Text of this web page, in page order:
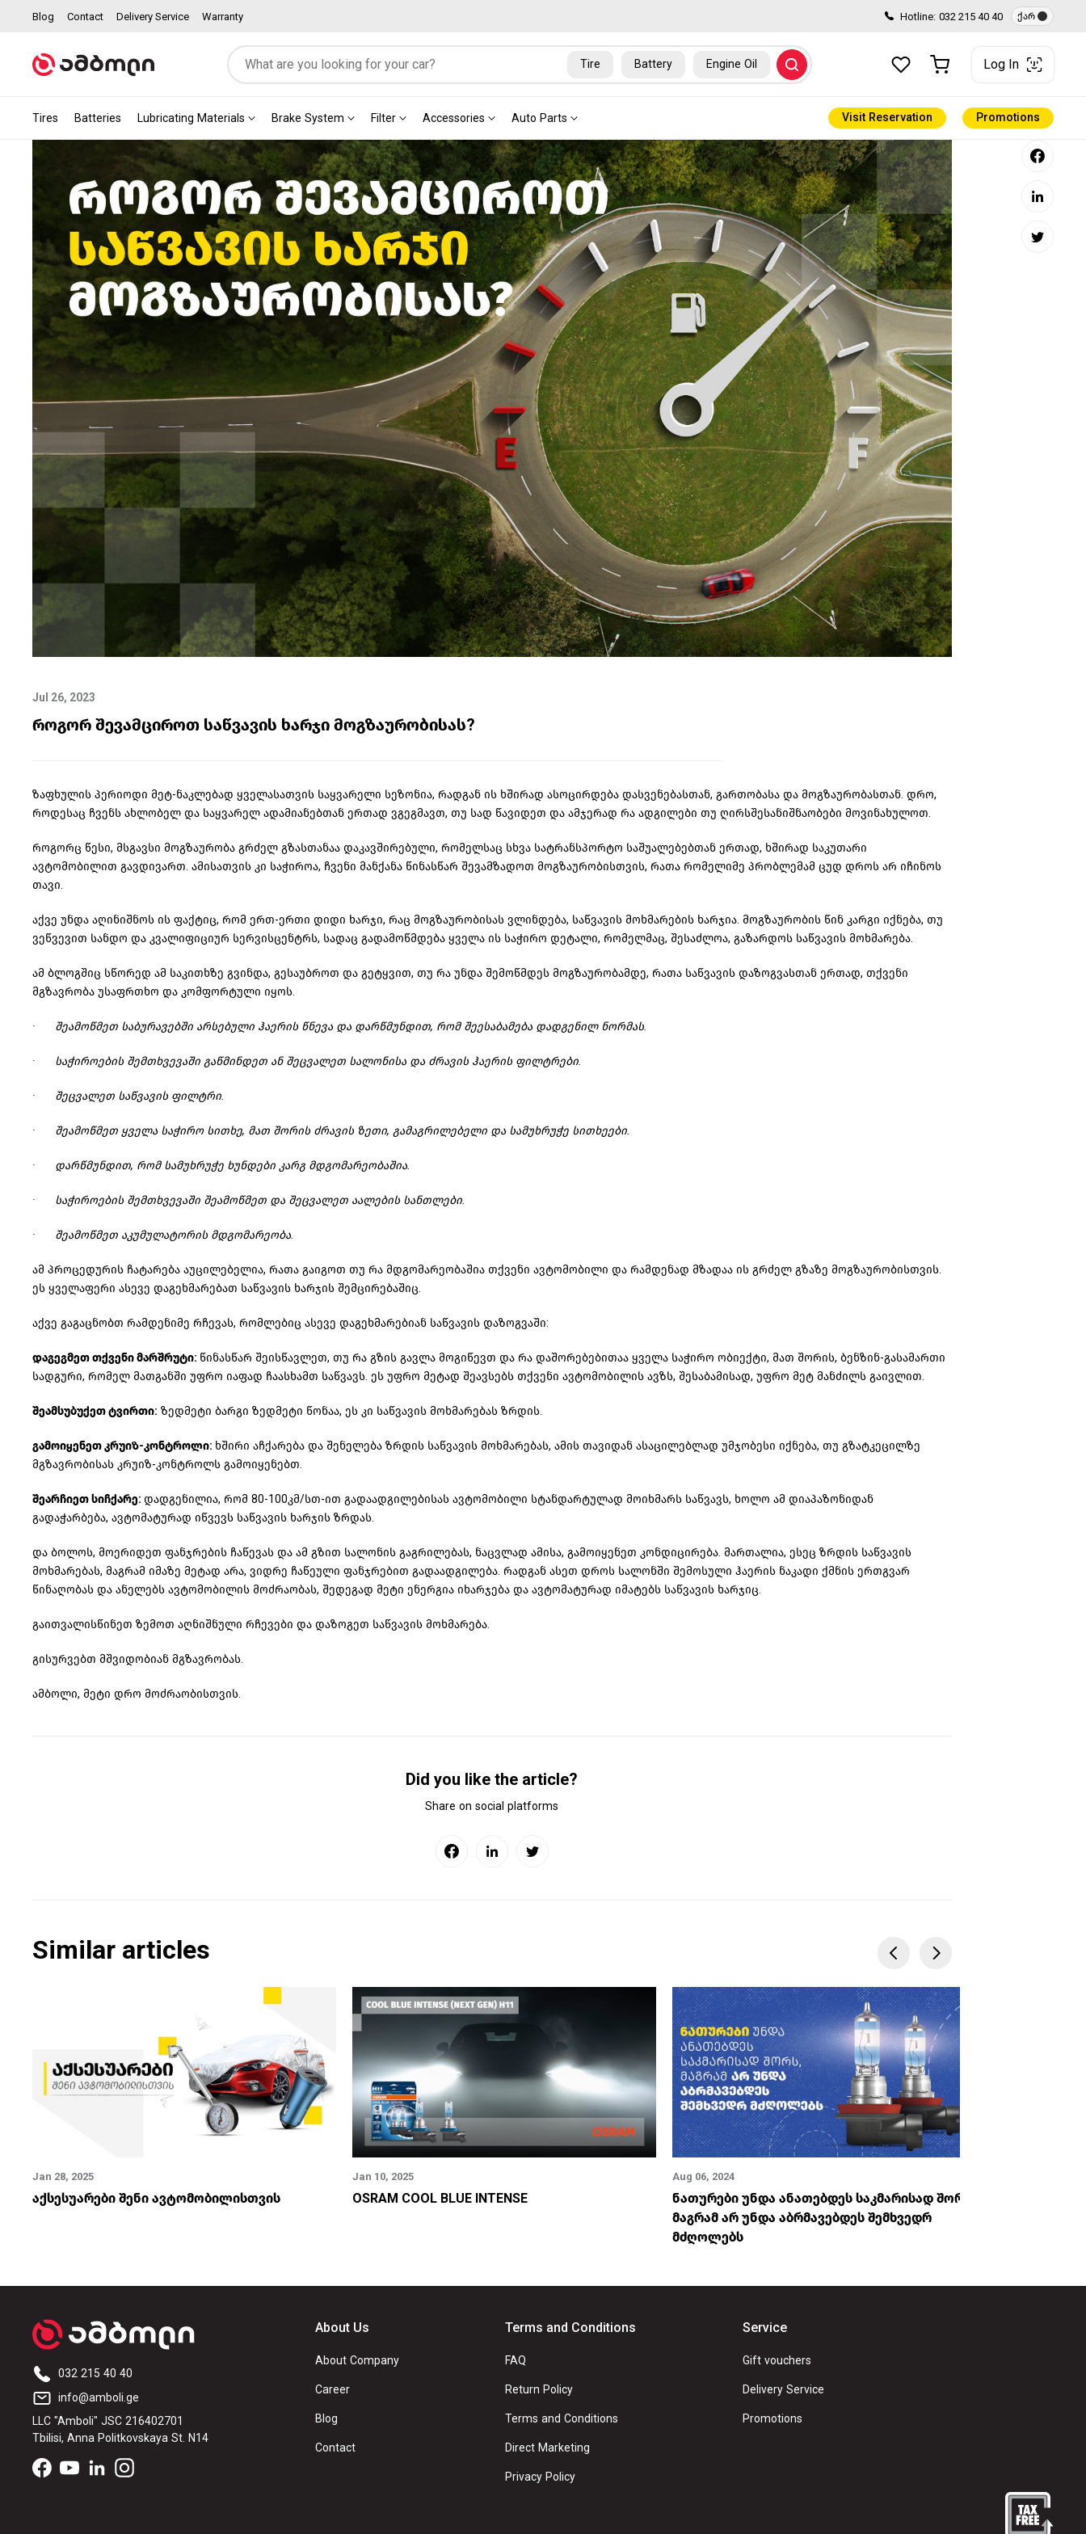
Blog Contact Delivery Service Warranty Hotline: 032 215 40 40 ქარ
Tire Battery Engine Oil Log In
Tires Batteries Lubricating Materials Brake System Filter Accessories Auto Parts Visit Reservation Promotions
Jul 26, 2023
როგორ შევამციროთ საწვავის ხარჯი მოგზაურობისას?
ზაფხულის პერიოდი მეტ-ნაკლებად ყველასათვის საყვარელი სეზონია, რადგან ის ხშირად ასოცირდება დასვენებასთან, გართობასა და მოგზაურობასთან. დრო,
როდესაც ჩვენს ახლობელ და საყვარელ ადამიანებთან ერთად ვგეგმავთ, თუ სად წავიდეთ და ამჯერად რა ადგილები თუ ღირსშესანიშნაობები მოვინახულოთ.
როგორც წესი, მსგავსი მოგზაურობა გრძელ გზასთანაა დაკავშირებული, რომელსაც სხვა სატრანსპორტო საშუალებებთან ერთად, ხშირად საკუთარი
ავტომობილით გავდივართ. ამისათვის კი საჭიროა, ჩვენი მანქანა წინასწარ შევამზადოთ მოგზაურობისთვის, რათა რომელიმე პრობლემამ ცუდ დროს არ იჩინოს
თავი.
აქვე უნდა აღინიშნოს ის ფაქტიც, რომ ერთ-ერთი დიდი ხარჯი, რაც მოგზაურობისას ვლინდება, საწვავის მოხმარების ხარჯია. მოგზაურობის წინ კარგი იქნება, თუ
ვეწვევით სანდო და კვალიფიციურ სერვისცენტრს, სადაც გადამოწმდება ყველა ის საჭირო დეტალი, რომელმაც, შესაძლოა, გაზარდოს საწვავის მოხმარება.
ამ ბლოგშიც სწორედ ამ საკითხზე გვინდა, გესაუბროთ და გეტყვით, თუ რა უნდა შემოწმდეს მოგზაურობამდე, რათა საწვავის დაზოგვასთან ერთად, თქვენი
მგზავრობა უსაფრთხო და კომფორტული იყოს.
· შეამოწმეთ საბურავებში არსებული ჰაერის წნევა და დარწმუნდით, რომ შეესაბამება დადგენილ ნორმას.
· საჭიროების შემთხვევაში გაწმინდეთ ან შეცვალეთ სალონისადა ძრავის ჰაერის ფილტრები.
· შეცვალეთ საწვავის ფილტრი.
· შეამოწმეთ ყველა საჭირო სითხე, მათ შორის ძრავის ზეთი, გამაგრილებელი და სამუხრუჭე სითხეები.
· დარწმუნდით, რომ სამუხრუჭე ხუნდები კარგ მდგომარეობაშია.
· საჭიროების შემთხვევაში შეამოწმეთ და შეცვალეთ აალების სანთლები.
· შეამოწმეთ აკუმულატორის მდგომარეობა.
ამ პროცედურის ჩატარება აუცილებელია, რათა გაიგოთ თუ რა მდგომარეობაშია თქვენი ავტომობილი და რამდენად მზადაა ის გრძელ გზაზე მოგზაურობისთვის.
ეს ყველაფერი ასევე დაგეხმარებათ საწვავის ხარჯის შემცირებაშიც.
აქვე გაგაცნობთ რამდენიმე რჩევას, რომლებიც ასევე დაგეხმარებიან საწვავის დაზოგვაში:
დაგეგმეთ თქვენი მარშრუტი: წინასწარ შეისწავლეთ, თუ რა გზის გავლა მოგიწევთ და რა დაშორებებითაა ყველა საჭირო ობიექტი, მათ შორის, ბენზინ-გასამართი
სადგური, რომელ მათგანში უფრო იაფად ჩაასხამთ საწვავს. ეს უფრო მეტად შეავსებს თქვენი ავტომობილის ავზს, შესაბამისად, უფრო მეტ მანძილს გაივლით.
შეამსუბუქეთტვირთი: ზედმეტი ბარგი ზედმეტი წონაა, ეს კი საწვავის მოხმარებას ზრდის.
გამოიყენეთკრუიზ-კონტროლი: ხშირი აჩქარება და შენელება ზრდის საწვავის მოხმარებას, ამის თავიდან ასაცილებლად უმჯობესი იქნება, თუ გზატკეცილზე
მგზავრობისას კრუიზ-კონტროლს გამოიყენებთ.
შეარჩიეთ სიჩქარე: დადგენილია, რომ 80-100კმ/სთ-ით გადაადგილებისას ავტომობილი სტანდარტულად მოიხმარს საწვავს, ხოლო ამ დიაპაზონიდან
გადაჭარბება, ავტომატურად იწვევს საწვავის ხარჯის ზრდას.
და ბოლოს, მოერიდეთ ფანჯრების ჩაწევას და ამ გზით სალონის გაგრილებას, ნაცვლად ამისა, გამოიყენეთ კონდიცირება. მართალია, ესეც ზრდის საწვავის
მოხმარებას, მაგრამ იმაზე მეტად არა, ვიდრე ჩაწეული ფანჯრებით გადაადგილება. რადგან ასეთ დროს სალონში შემოსული ჰაერის ნაკადი ქმნის ერთგვარ
წინაღობას და ანელებს ავტომობილის მოძრაობას, შედეგად მეტი ენერგია იხარჯება და ავტომატურად იმატებს საწვავის ხარჯიც.
გაითვალისწინეთ ზემოთ აღნიშნული რჩევები და დაზოგეთ საწვავის მოხმარება.
გისურვებთ მშვიდობიან მგზავრობას.
ამბოლი, მეტი დრო მოძრაობისთვის.
Did you like the article?
Share on social platforms
Similar articles
Jan 28, 2025
აქსესუარები შენი ავტომობილისთვის
Jan 10, 2025
OSRAM COOL BLUE INTENSE
Aug 06, 2024
ნათურები უნდა ანათებდეს საკმარისად შორს,
მაგრამ არ უნდა აბრმავებდეს შემხვედრ
მძღოლებს
032 215 40 40
info@amboli.ge
LLC "Amboli" JSC 216402701
Tbilisi, Anna Politkovskaya St. N14
About Us
About Company
Career
Blog
Contact
Terms and Conditions
FAQ
Return Policy
Terms and Conditions
Direct Marketing
Privacy Policy
Service
Gift vouchers
Delivery Service
Promotions